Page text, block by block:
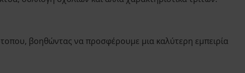
βοηθώντας να προσφέρουμε μια καλύτερη εμπειρία